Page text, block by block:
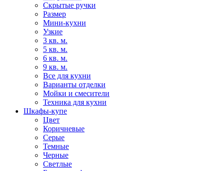
Скрытые ручки
Размер
Мини-кухни
Узкие
3 кв. м.
5 кв. м.
6 кв. м.
9 кв. м.
Все для кухни
Варианты отделки
Мойки и смесители
Техника для кухни
Шкафы-купе
Цвет
Коричневые
Серые
Темные
Черные
Светлые